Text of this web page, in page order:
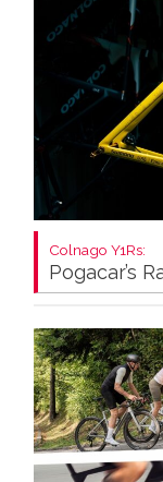
Colnago Y1Rs:
Pogacar’s